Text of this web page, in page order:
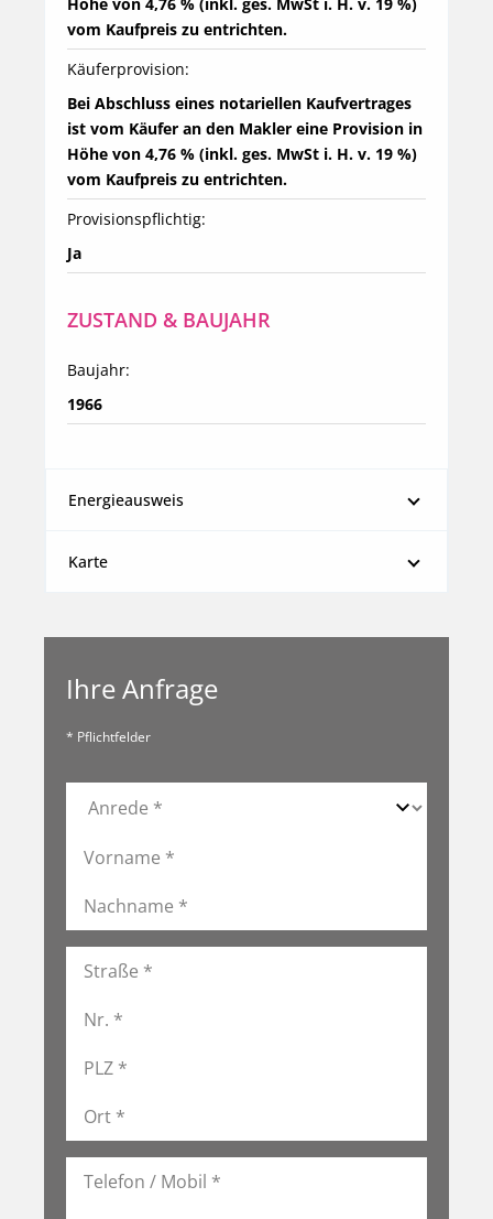
vom Kaufpreis zu entrichten.
Käuferprovision:
Bei Abschluss eines notariellen Kaufvertrages
ist vom Käufer an den Makler eine Provision in
Höhe von 4,76 % (inkl. ges. MwSt i. H. v. 19 %)
vom Kaufpreis zu entrichten.
Provisionspflichtig:
Ja
ZUSTAND & BAUJAHR
Baujahr:
1966
Energieausweis
Karte
Ihre Anfrage
* Pflichtfelder